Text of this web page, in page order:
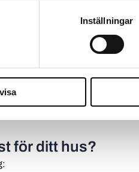
Inställningar
särskilt räknat på
långa livslängd. För att få
för ditt hus?